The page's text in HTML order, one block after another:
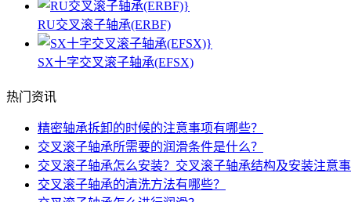
RU交叉滚子轴承(ERBF)
SX十字交叉滚子轴承(EFSX)
热门资讯
精密轴承拆卸的时候的注意事项有哪些？
交叉滚子轴承所需要的润滑条件是什么？
交叉滚子轴承怎么安装？交叉滚子轴承结构及安装注意
交叉滚子轴承的清洗方法有哪些？